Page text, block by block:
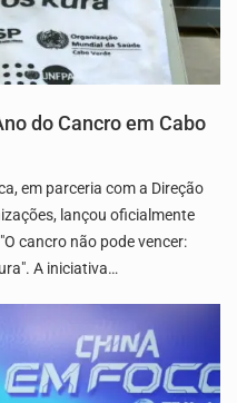
do Cancro em Cabo
em parceria com a Direção
lançou oficialmente
cancro não pode vencer:
A iniciativa…